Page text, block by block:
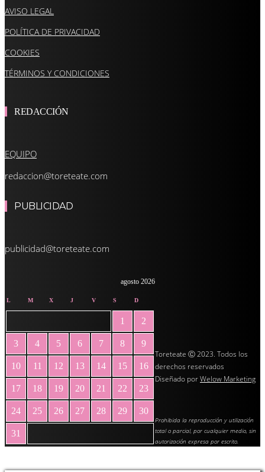
AVISO LEGAL
POLÍTICA DE PRIVACIDAD
COOKIES
TÉRMINOS Y CONDICIONES
REDACCIÓN
EQUIPO
redaccion@toreteate.com
PUBLICIDAD
publicidad@toreteate.com
agosto 2026
L M X J V S D
1 2
3 4 5 6 7 8 9
10 11 12 13 14 15 16
17 18 19 20 21 22 23
24 25 26 27 28 29 30
31
Toreteate Ⓒ 2023. Todos los
derechos reservados
Diseñado porWelow Marketing
Prohibida la reproducción y utilización
total o parcial, por cualquier medio, sin
autorización expresa por escrito.